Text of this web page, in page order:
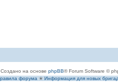
Создано на основе phpBB® Forum Software ©
форума ✭ Информация для новых